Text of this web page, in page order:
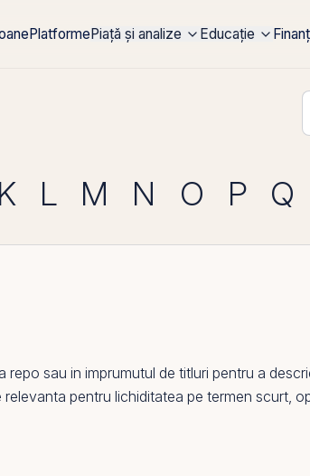
PlatformePiață și analize Educație
K L M N O P Q
repo sau in imprumutul de titluri pentru a
relevanta pentru lichiditatea pe termen scurt,